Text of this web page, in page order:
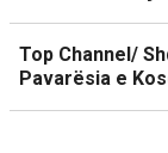
Top Channel/
Pavarësia e